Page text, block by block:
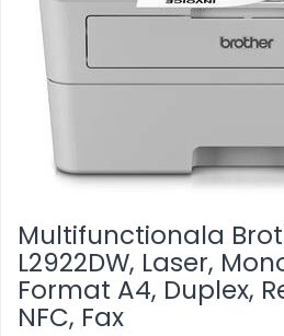
SSD-uri externe
Hard disk-uri externe
Card reader
Placi captura
Adaptoare PCI / PCIe
Camere IP
Accesorii retelistica
PDU
Multifunctionala
L2922DW, Laser,
Format A4, Duplex,
NFC, Fax